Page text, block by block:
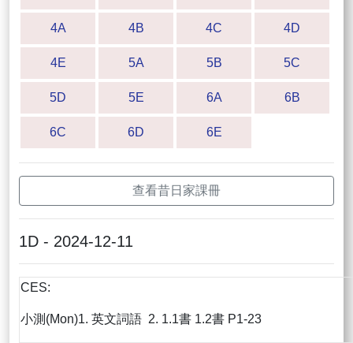
4A 4B 4C 4D
4E 5A 5B 5C
5D 5E 6A 6B
6C 6D 6E
查看昔日家課冊
1D - 2024-12-11
CES:
小測(Mon)1. 英文詞語 2. 1.1書 1.2書 P1-23